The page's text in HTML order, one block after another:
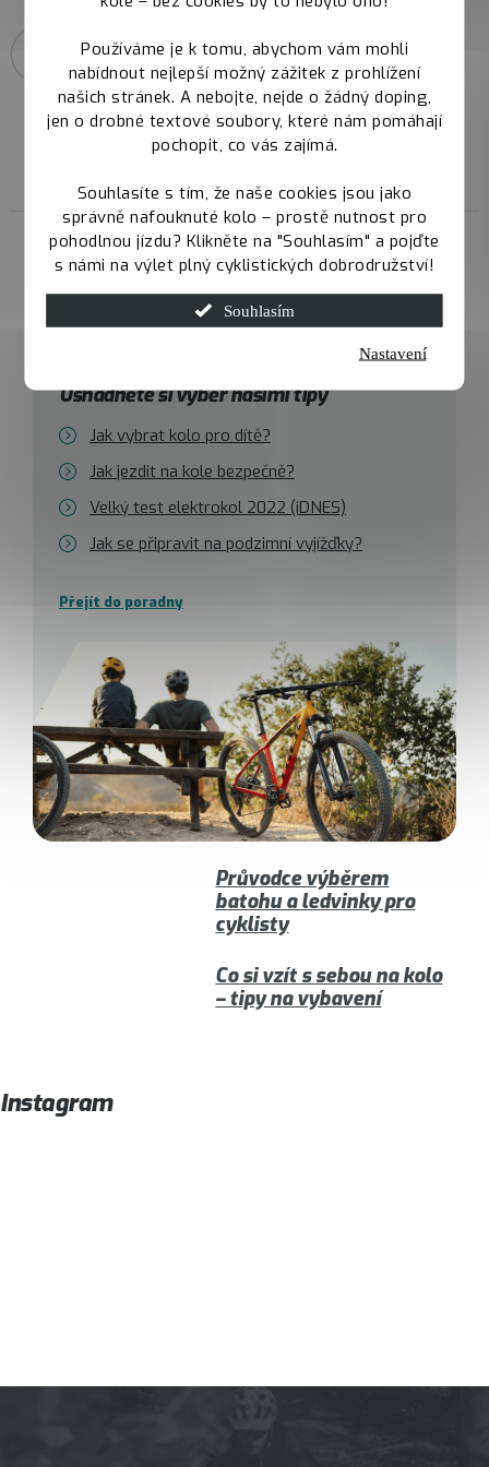
Používáme je k tomu, abychom vám mohli
nabídnout nejlepší možný zážitek z prohlížení
našich stránek. A nebojte, nejde o žádný doping,
jen o drobné textové soubory, které nám pomáhají
pochopit, co vás zajímá.
Souhlasíte s tím, že naše cookies jsou jako
správně nafouknuté kolo – prostě nutnost pro
pohodlnou jízdu? Klikněte na "Souhlasím" a pojďte
s námi na výlet plný cyklistických dobrodružství!
Souhlasím
Nastavení
PŘIDAT KOMENTÁŘ
Kolům rozumíme do nejmenšího
detailu
Usnadněte si výběr našimi tipy
Jak vybrat kolo pro dítě?
Jak jezdit na kole bezpečně?
Velký test elektrokol 2022 (iDNES)
Jak se připravit na podzimní vyjížďky?
Přejít do poradny
Průvodce výběrem
batohu a ledvinky pro
cyklisty
Co si vzít s sebou na kolo
– tipy na vybavení
Instagram